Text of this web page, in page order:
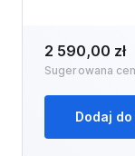
2 590,00 zł
Sugerowana
Dodaj